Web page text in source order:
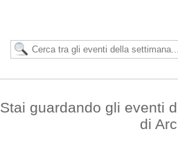
Stai guardando gli eventi
di